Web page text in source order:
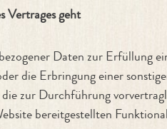
Vertrages geht
Daten zur Erfüllung
die Erbringung einer
zur Durchführung
bereitgestellten